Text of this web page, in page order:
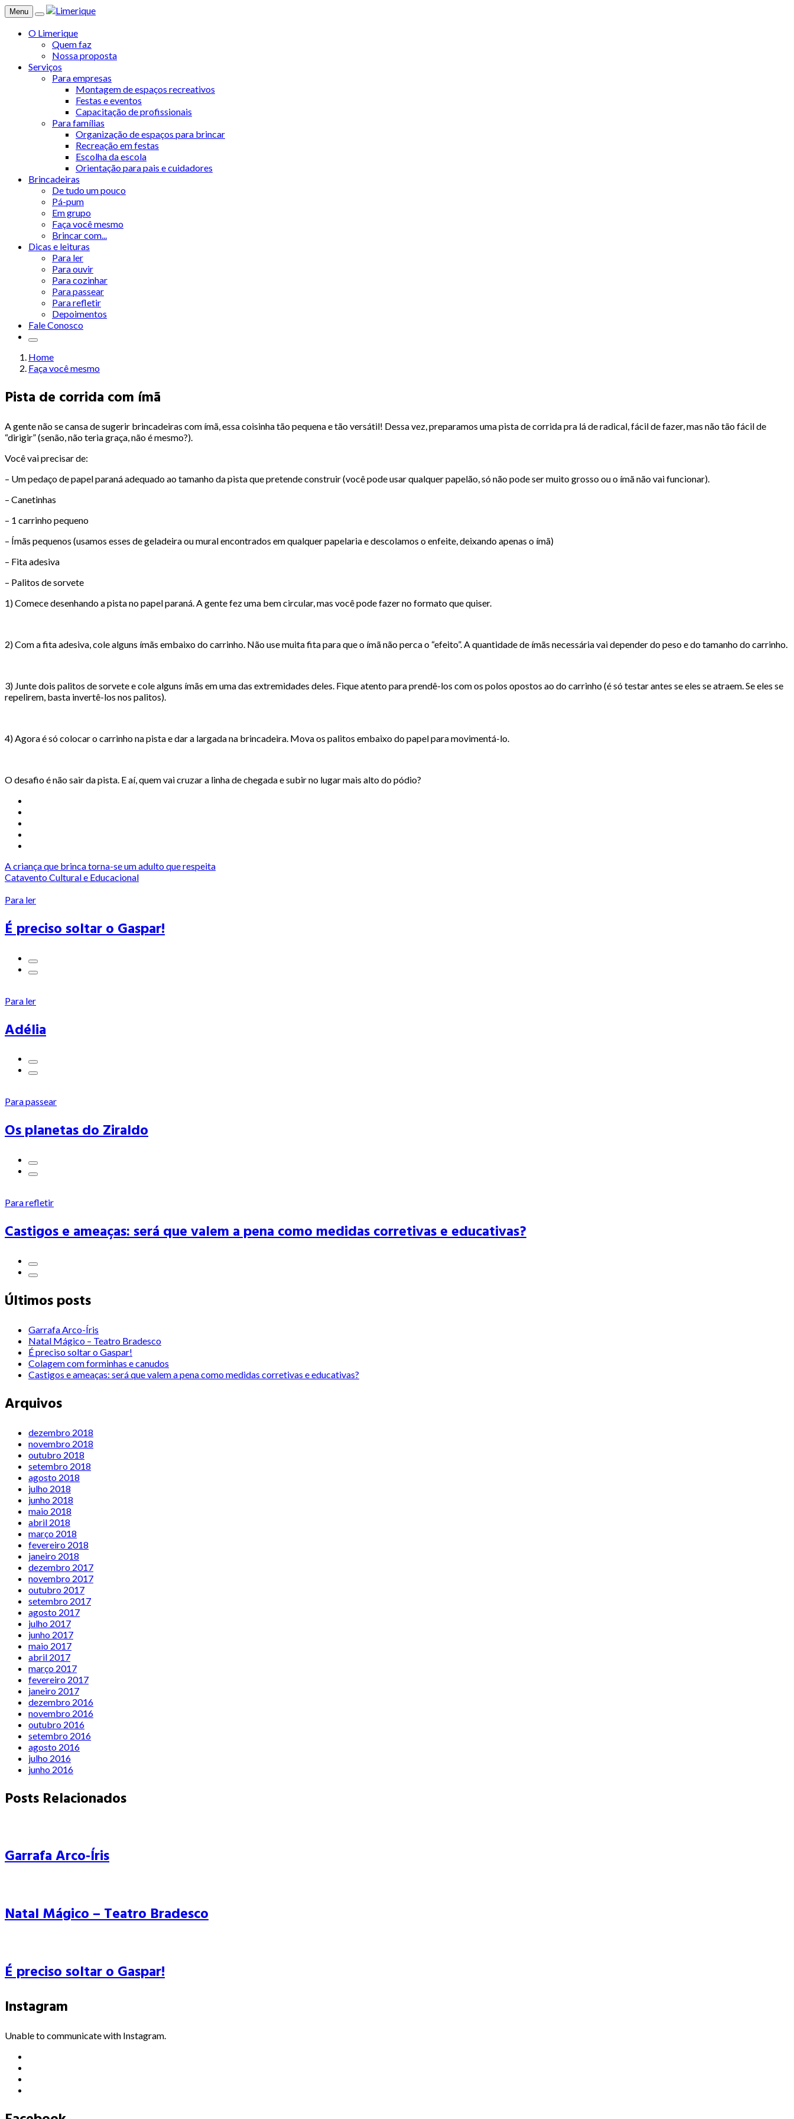
Menu
O Limerique
Quem faz
Nossa proposta
Serviços
Para empresas
Montagem de espaços recreativos
Festas e eventos
Capacitação de profissionais
Para famílias
Organização de espaços para brincar
Recreação em festas
Escolha da escola
Orientação para pais e cuidadores
Brincadeiras
De tudo um pouco
Pá-pum
Em grupo
Faça você mesmo
Brincar com...
Dicas e leituras
Para ler
Para ouvir
Para cozinhar
Para passear
Para refletir
Depoimentos
Fale Conosco
Home
Faça você mesmo
Pista de corrida com ímã
A gente não se cansa de sugerir brincadeiras com ímã, essa coisinha tão pequena e tão versátil! Dessa vez, preparamos uma pista de corrida pra lá de radical, fácil de fazer, mas não tão fácil de
“dirigir” (senão, não teria graça, não é mesmo?).
Você vai precisar de:
– Um pedaço de papel paraná adequado ao tamanho da pista que pretende construir (você pode usar qualquer papelão, só não pode ser muito grosso ou o ímã não vai funcionar).
– Canetinhas
– 1 carrinho pequeno
– Ímãs pequenos (usamos esses de geladeira ou mural encontrados em qualquer papelaria e descolamos o enfeite, deixando apenas o ímã)
– Fita adesiva
– Palitos de sorvete
1) Comece desenhando a pista no papel paraná. A gente fez uma bem circular, mas você pode fazer no formato que quiser.
2) Com a fita adesiva, cole alguns ímãs embaixo do carrinho. Não use muita fita para que o ímã não perca o “efeito”. A quantidade de ímãs necessária vai depender do peso e do tamanho do carrinho.
3) Junte dois palitos de sorvete e cole alguns ímãs em uma das extremidades deles. Fique atento para prendê-los com os polos opostos ao do carrinho (é só testar antes se eles se atraem. Se eles se
repelirem, basta invertê-los nos palitos).
4) Agora é só colocar o carrinho na pista e dar a largada na brincadeira. Mova os palitos embaixo do papel para movimentá-lo.
O desafio é não sair da pista. E aí, quem vai cruzar a linha de chegada e subir no lugar mais alto do pódio?
A criança que brinca torna-se um adulto que respeita
Catavento Cultural e Educacional
Para ler
É preciso soltar o Gaspar!
Para ler
Adélia
Para passear
Os planetas do Ziraldo
Para refletir
Castigos e ameaças: será que valem a pena como medidas corretivas e educativas?
Últimos posts
Garrafa Arco-Íris
Natal Mágico – Teatro Bradesco
É preciso soltar o Gaspar!
Colagem com forminhas e canudos
Castigos e ameaças: será que valem a pena como medidas corretivas e educativas?
Arquivos
dezembro 2018
novembro 2018
outubro 2018
setembro 2018
agosto 2018
julho 2018
junho 2018
maio 2018
abril 2018
março 2018
fevereiro 2018
janeiro 2018
dezembro 2017
novembro 2017
outubro 2017
setembro 2017
agosto 2017
julho 2017
junho 2017
maio 2017
abril 2017
março 2017
fevereiro 2017
janeiro 2017
dezembro 2016
novembro 2016
outubro 2016
setembro 2016
agosto 2016
julho 2016
junho 2016
Posts Relacionados
Garrafa Arco-Íris
Natal Mágico – Teatro Bradesco
É preciso soltar o Gaspar!
Instagram
Unable to communicate with Instagram.